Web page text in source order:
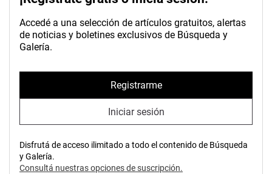
Accedé a una selección de artículos gratuitos, alertas
de noticias y boletines exclusivos de Búsqueda y
Galería.
Registrarme
Iniciar sesión
Disfrutá de acceso ilimitado a todo el contenido de Búsqueda
y Galería.
Consultá nuestras opciones de suscripción.